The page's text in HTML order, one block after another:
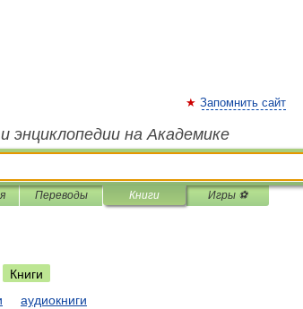
Запомнить сайт
энциклопедии на Академике
Переводы Книги Игры ⚽
Книги
аудиокниги